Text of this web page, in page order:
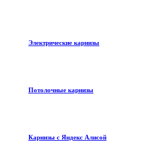
Электрические карнизы
Потолочные карнизы
Карнизы с Яндекс Алисой